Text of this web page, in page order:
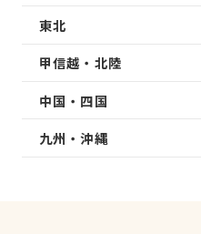
東北
甲信越・北陸
中国・四国
九州・沖縄